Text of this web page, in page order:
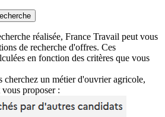
réalisée, France Travail peut vous
de recherche d'offres. Ces
en fonction des critères que vous
cherchez un métier d'ouvrier agricole,
proposer :